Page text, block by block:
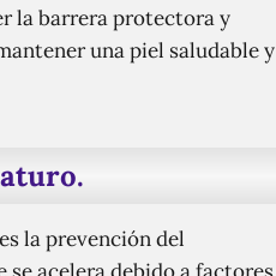
la barrera protectora y
una piel saludable y
la prevención del